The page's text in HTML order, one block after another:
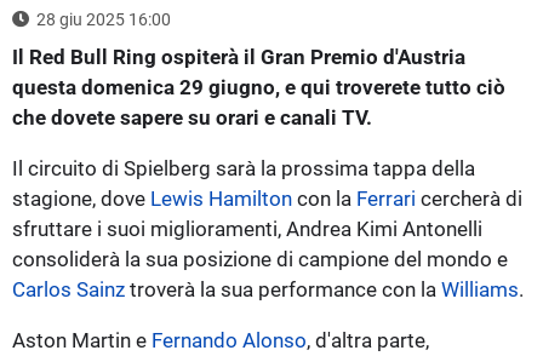
28 giu 2025 16:00
Il Red Bull Ring ospiterà il Gran Premio d'Austria
questa domenica 29 giugno, e qui troverete tutto ciò
che dovete sapere su orari e canali TV.
Il circuito di Spielberg sarà la prossima tappa della
stagione, dove Lewis Hamilton con la Ferrari cercherà di
sfruttare i suoi miglioramenti, Andrea Kimi Antonelli
consoliderà la sua posizione di campione del mondo e
Carlos Sainz troverà la sua performance con la Williams.
Aston Martin e Fernando Alonso, d'altra parte,